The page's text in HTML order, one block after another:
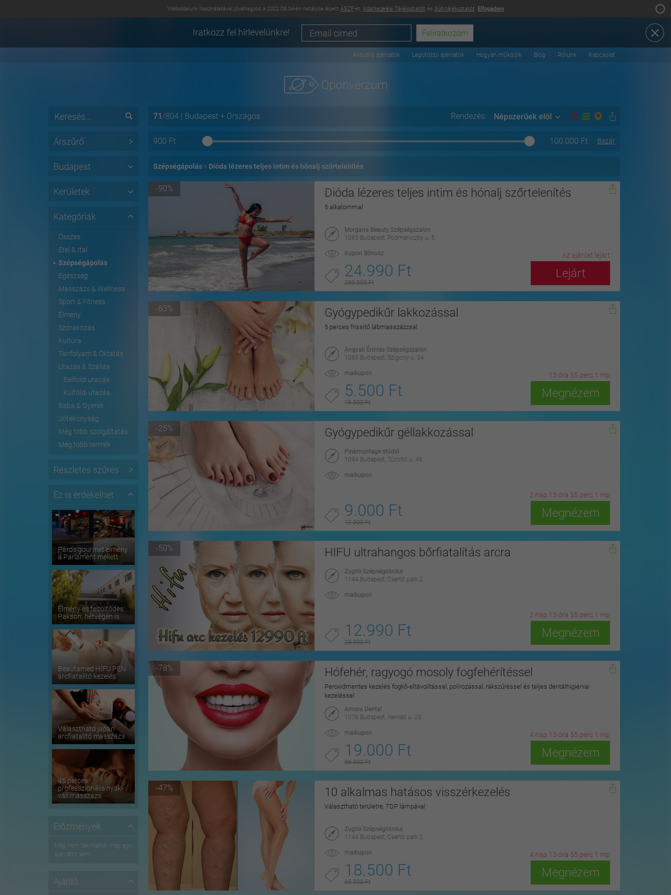
Weboldalunk használatával jóváhagyod a 2022.08.04-én hatályba lépett ÁSZF-et, Adatkezelési Tájékoztatót és Süti tájékoztatót. Elfogadom
Iratkozz fel hírlevelünkre!
Aktuális ajánlatok Legutóbbi ajánlatok Hogyan működik Blog Rólunk Kapcsolat
Árszűrő
Budapest
Kerületek
Kategóriák
Összes
Étel & Ital
Szépségápolás
Egészség
Masszázs & Wellness
Sport & Fitness
Élmény
Szórakozás
Kultúra
Tanfolyam & Oktatás
Utazás & Szállás
Belföldi utazás
Külföldi utazás
Baba & Gyerek
Jótékonyság
Még több szolgáltatás
Még több termék
Részletes szűrés
Ez is érdekelhet
Páros gourmet élmény
a Parlament mellett
Élmény és feltöltődés
Pakson, hétvégén is
Beautamed HIFU PEN
arcfiatalító kezelés
Választható japán
arcfiatalító masszázs
45 perces
professzionális nyak-
váll masszázs
Előzmények
Még nem tekintettél meg egy
ajánlatot sem
Ajánló
71 /804 | Budapest + Országos Rendezés: Népszerűek elöl
900 Ft Bezár
100.000 Ft
Szépségápolás Dióda lézeres teljes intim és hónalj szőrtelenítés
-90% Dióda lézeres teljes intim és hónalj szőrtelenítés
5 alkalommal
Morgana Beauty Szépségszalon
1065 Budapest, Podmaniczky u. 6.
Kupon Bónusz Az ajánlat lejárt
24.990 Ft
250.000 Ft
Lejárt
-63% Gyógypedikűr lakkozással
5 perces frissítő lábmasszázzsal
Angyali Érintés Szépségszalon
1083 Budapest, Szigony u. 34.
maikupon 13ó ra54p erc59 mp
5.500 Ft
15.000 Ft
Megnézem
-25% Gyógypedikűr géllakkozással
Pinkmontage stúdió
1094 Budapest, Tűzoltó u. 46.
maikupon
2n ap13ó ra54p erc59 mp
9.000 Ft
12.000 Ft
Megnézem
-50% HIFU ultrahangos bőrfiatalítás arcra
Zuglói Szépségklinika
1144 Budapest, Csertő park 2.
maikupon
2n ap13ó ra54p erc59 mp
12.990 Ft
25.990 Ft
Megnézem
-78% Hófehér, ragyogó mosoly fogfehérítéssel
Peroxidmentes kezelés fogkő-eltávolítással, polírozással, rákszűréssel és teljes dentálhigiéniai
kezeléssel
Amora Dental
1078 Budapest, Hernád u. 25.
maikupon 4n ap13ó ra54p erc59 mp
19.000 Ft
86.000 Ft
Megnézem
-47% 10 alkalmas hatásos visszérkezelés
Választható területre, TDP lámpával
Zuglói Szépségklinika
1144 Budapest, Csertő park 2.
maikupon 4n ap13ó ra54p erc59 mp
18.500 Ft
35.000 Ft
Megnézem